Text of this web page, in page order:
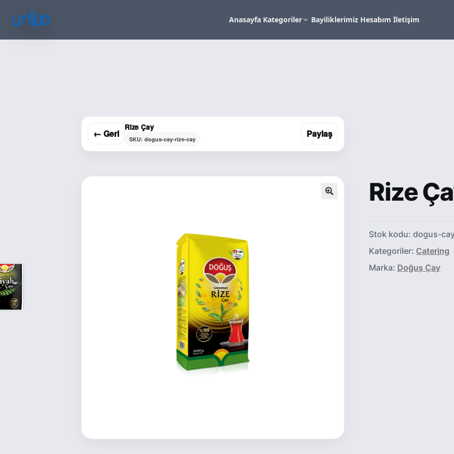
Anasayfa Kategoriler Bayiliklerimiz Hesabım İletişim
← Geri
Rize Çay
SKU: dogus-cay-rize-cay Paylaş
Rize
Stok kodu:dogus-
Kategoriler: Catering
Marka: Doğuş Çay